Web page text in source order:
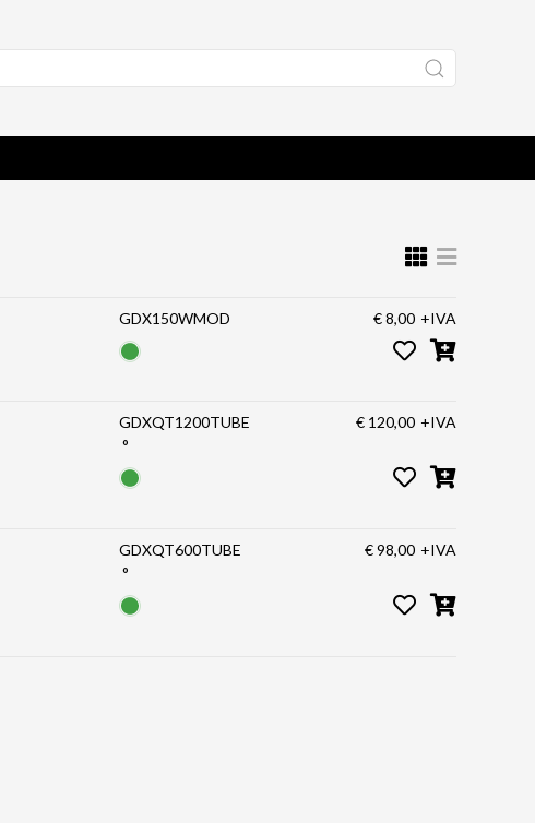
GDX150WMOD € 8,00 +IVA
GDXQT1200TUBE
°
€ 120,00 +IVA
GDXQT600TUBE
°
€ 98,00 +IVA